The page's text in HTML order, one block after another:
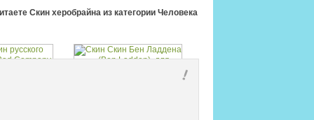
Скин херобрайна из категории Человека